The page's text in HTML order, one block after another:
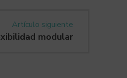
Artículo siguiente
modular